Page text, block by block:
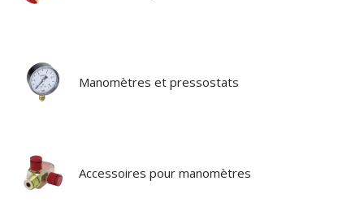
Manomètres et pressostats
Accessoires pour manomètres